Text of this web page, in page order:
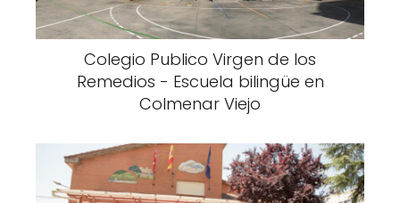
Colegio Publico Virgen de los
Remedios - Escuela bilingüe en
Colmenar Viejo